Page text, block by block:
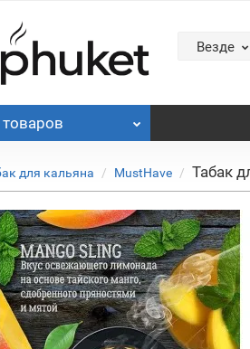
Везде
товаров
для кальяна MustHave Табак